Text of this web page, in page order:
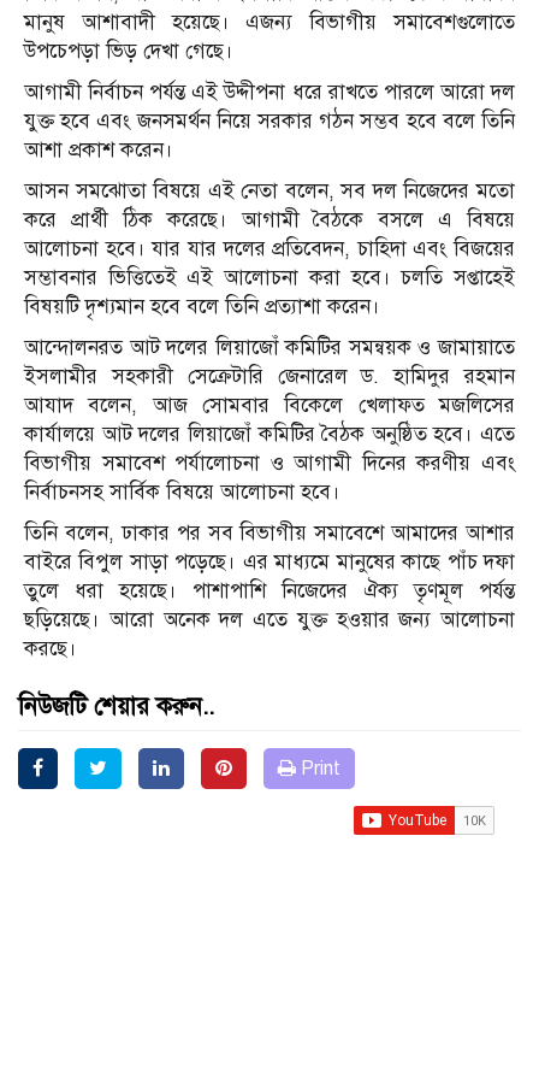
মানুষ আশাবাদী হয়েছে। এজন্য বিভাগীয় সমাবেশগুলোতে
উপচেপড়া ভিড় দেখা গেছে।
আগামী নির্বাচন পর্যন্ত এই উদ্দীপনা ধরে রাখতে পারলে আরো দল
যুক্ত হবে এবং জনসমর্থন নিয়ে সরকার গঠন সম্ভব হবে বলে তিনি
আশা প্রকাশ করেন।
আসন সমঝোতা বিষয়ে এই নেতা বলেন, সব দল নিজেদের মতো
করে প্রার্থী ঠিক করেছে। আগামী বৈঠকে বসলে এ বিষয়ে
আলোচনা হবে। যার যার দলের প্রতিবেদন, চাহিদা এবং বিজয়ের
সম্ভাবনার ভিত্তিতেই এই আলোচনা করা হবে। চলতি সপ্তাহেই
বিষয়টি দৃশ্যমান হবে বলে তিনি প্রত্যাশা করেন।
আন্দোলনরত আট দলের লিয়াজোঁ কমিটির সমন্বয়ক ও জামায়াতে
ইসলামীর সহকারী সেক্রেটারি জেনারেল ড. হামিদুর রহমান
আযাদ বলেন, আজ সোমবার বিকেলে খেলাফত মজলিসের
কার্যালয়ে আট দলের লিয়াজোঁ কমিটির বৈঠক অনুষ্ঠিত হবে। এতে
বিভাগীয় সমাবেশ পর্যালোচনা ও আগামী দিনের করণীয় এবং
নির্বাচনসহ সার্বিক বিষয়ে আলোচনা হবে।
তিনি বলেন, ঢাকার পর সব বিভাগীয় সমাবেশে আমাদের আশার
বাইরে বিপুল সাড়া পড়েছে। এর মাধ্যমে মানুষের কাছে পাঁচ দফা
তুলে ধরা হয়েছে। পাশাপাশি নিজেদের ঐক্য তৃণমূল পর্যন্ত
ছড়িয়েছে। আরো অনেক দল এতে যুক্ত হওয়ার জন্য আলোচনা
করছে।
নিউজটি শেয়ার করুন..
Print